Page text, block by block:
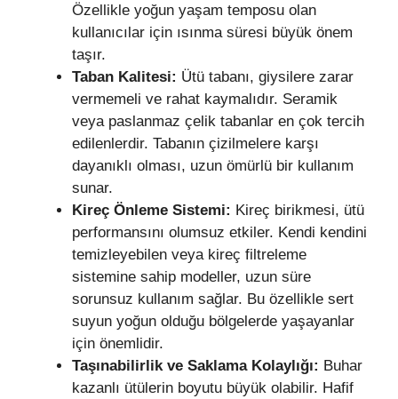
Özellikle yoğun yaşam temposu olan
kullanıcılar için ısınma süresi büyük önem
taşır.
Taban Kalitesi: Ütü tabanı, giysilere zarar
vermemeli ve rahat kaymalıdır. Seramik
veya paslanmaz çelik tabanlar en çok tercih
edilenlerdir. Tabanın çizilmelere karşı
dayanıklı olması, uzun ömürlü bir kullanım
sunar.
Kireç Önleme Sistemi: Kireç birikmesi, ütü
performansını olumsuz etkiler. Kendi kendini
temizleyebilen veya kireç filtreleme
sistemine sahip modeller, uzun süre
sorunsuz kullanım sağlar. Bu özellikle sert
suyun yoğun olduğu bölgelerde yaşayanlar
için önemlidir.
Taşınabilirlik ve Saklama Kolaylığı: Buhar
kazanlı ütülerin boyutu büyük olabilir. Hafif